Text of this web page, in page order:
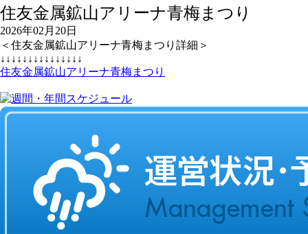
住友金属鉱山アリーナ青梅まつり
2026年02月20日
＜住友金属鉱山アリーナ青梅まつり詳細＞
↓↓↓↓↓↓↓↓↓↓↓↓↓↓↓
住友金属鉱山アリーナ青梅まつり